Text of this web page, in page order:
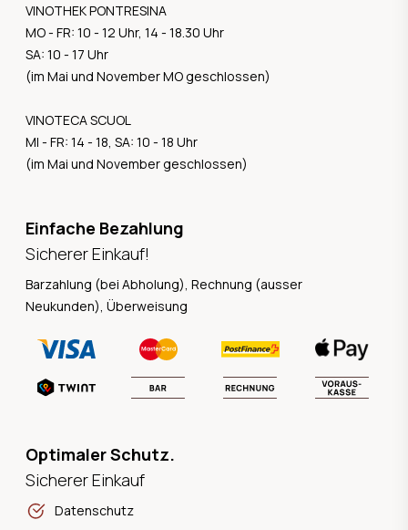
VINOTHEK PONTRESINA
MO - FR: 10 - 12 Uhr, 14 - 18.30 Uhr
SA: 10 - 17 Uhr
(im Mai und November MO geschlossen)
VINOTECA SCUOL
MI - FR: 14 - 18, SA: 10 - 18 Uhr
(im Mai und November geschlossen)
Einfache Bezahlung
Sicherer Einkauf!
Barzahlung (bei Abholung), Rechnung (ausser
Neukunden), Überweisung
Optimaler Schutz.
Sicherer Einkauf
Datenschutz